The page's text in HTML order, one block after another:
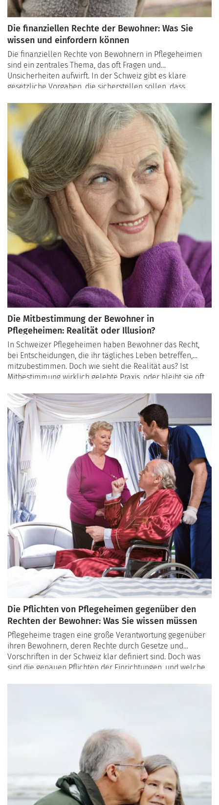
Die finanziellen Rechte der Bewohner: Was Sie
wissen und einfordern können
Die finanziellen Rechte von Bewohnern in Pflegeheimen
sind ein zentrales Thema, das oft Fragen und
Unsicherheiten aufwirft. In der Schweiz gibt es klare
gesetzliche Vorgaben, die sicherstellen sollen, dass
Bewohner die ihnen zustehenden finanziellen Hilfen
erhalten. Dieser Artikel bietet Ihnen einen Überblick über
die wichtigsten Punkte: Transparenz bei den Gebühren,
verfügbare Unterstützungen und den Umgang mit
Streitigkeiten.
Die Mitbestimmung der Bewohner in
Pflegeheimen: Realität oder Illusion?
In Schweizer Pflegeheimen haben Bewohner das Recht,
bei Entscheidungen, die ihr tägliches Leben betreffen,
mitzubestimmen. Doch wie sieht die Realität aus? Ist
Mitbestimmung wirklich gelebte Praxis, oder bleibt sie oft
der Bewohner, die Herausforderungen bei der Umsetzung
und geben Beispiele für erfolgreiche Modelle.
Die Pflichten von Pflegeheimen gegenüber den
Rechten der Bewohner: Was Sie wissen müssen
Pflegeheime tragen eine große Verantwortung gegenüber
ihren Bewohnern, deren Rechte durch Gesetze und
Vorschriften in der Schweiz klar definiert sind. Doch was
sind die genauen Pflichten der Einrichtungen, und welche